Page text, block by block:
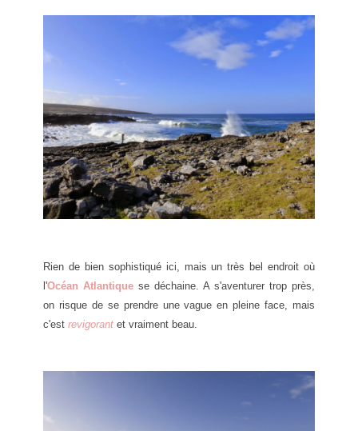
Rien de bien sophistiqué ici, mais un très bel endroit où
l'Océan Atlantique se déchaine. A s'aventurer trop près,
on risque de se prendre une vague en pleine face, mais
c'est revigorant et vraiment beau.